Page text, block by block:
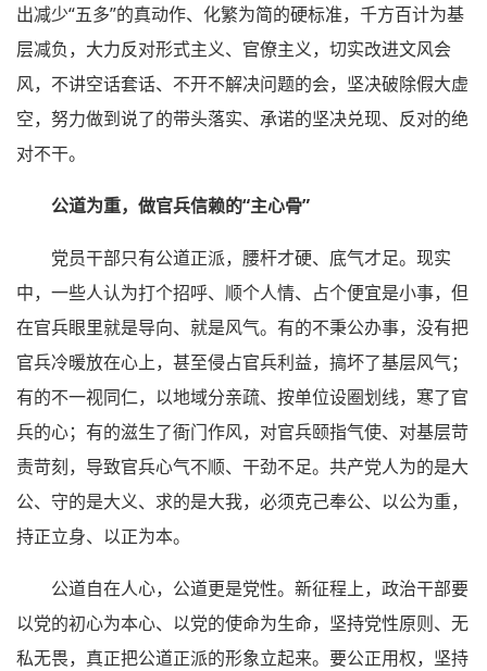
出减少“五多”的真动作、化繁为简的硬标准，千方百计为基
层减负，大力反对形式主义、官僚主义，切实改进文风会
风，不讲空话套话、不开不解决问题的会，坚决破除假大虚
空，努力做到说了的带头落实、承诺的坚决兑现、反对的绝
对不干。
公道为重，做官兵信赖的“主心骨”
党员干部只有公道正派，腰杆才硬、底气才足。现实
中，一些人认为打个招呼、顺个人情、占个便宜是小事，但
在官兵眼里就是导向、就是风气。有的不秉公办事，没有把
官兵冷暖放在心上，甚至侵占官兵利益，搞坏了基层风气；
有的不一视同仁，以地域分亲疏、按单位设圈划线，寒了官
兵的心；有的滋生了衙门作风，对官兵颐指气使、对基层苛
责苛刻，导致官兵心气不顺、干劲不足。共产党人为的是大
公、守的是大义、求的是大我，必须克己奉公、以公为重，
持正立身、以正为本。
公道自在人心，公道更是党性。新征程上，政治干部要
以党的初心为本心、以党的使命为生命，坚持党性原则、无
私无畏，真正把公道正派的形象立起来。要公正用权，坚持